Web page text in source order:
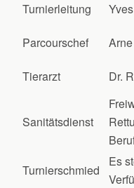
Turnierleitung
Parcourschef
Tierarzt Dr.
Sanitätsdienst
Turnierschmied
Es